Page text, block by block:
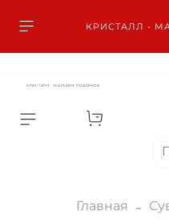
КРИСТАЛЛ -
КРИСТАЛЛ - МАГАЗИН ПОДАРКОВ
Главная